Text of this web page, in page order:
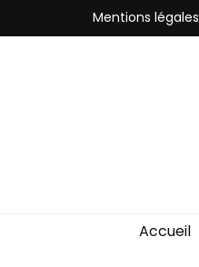
Mentions légales
Accueil